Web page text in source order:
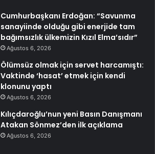
Cumhurbaşkanı Erdoğan: “Savunma
sanayiinde olduğu gibi enerjide tam
bağımsızlık ülkemizin Kızıl Elma’sıdır”
Ağustos 6, 2026
Ölümsüz olmak için servet harcamıştı:
Vaktinde ‘hasat’ etmek için kendi
klonunu yaptı
Ağustos 6, 2026
Kılıçdaroğlu’nun yeni Basın Danışmanı
Atakan Sönmez’den ilk açıklama
Ağustos 6, 2026